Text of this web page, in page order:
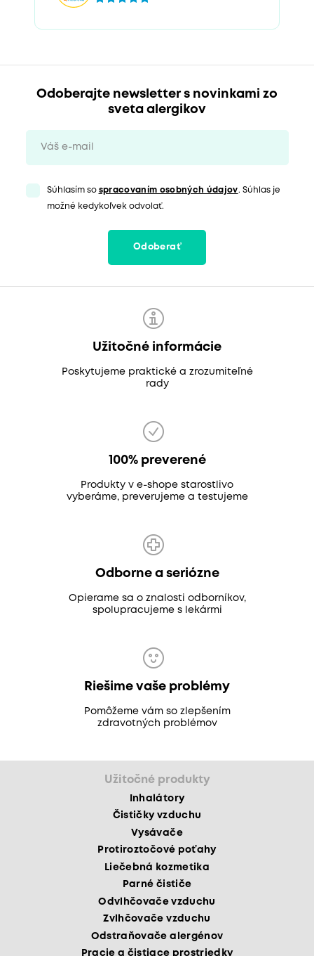
Odoberajte newsletter s novinkami zo
sveta alergikov
Súhlasím so spracovaním osobných údajov. Súhlas je
možné kedykoľvek odvolať.
Odoberať
Užitočné informácie
Poskytujeme praktické a zrozumiteľné
rady
100% preverené
Produkty v e-shope starostlivo
vyberáme, preverujeme a testujeme
Odborne a seriózne
Opierame sa o znalosti odborníkov,
spolupracujeme s lekármi
Riešime vaše problémy
Pomôžeme vám so zlepšením
zdravotných problémov
Užitočné produkty
Inhalátory
Čističky vzduchu
Vysávače
Protiroztočové poťahy
Liečebná kozmetika
Parné čističe
Odvlhčovače vzduchu
Zvlhčovače vzduchu
Odstraňovače alergénov
Pracie a čistiace prostriedky